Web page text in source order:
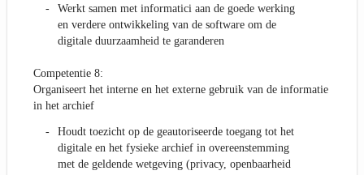
Werkt samen met informatici aan de goede werking
en verdere ontwikkeling van de software om de
digitale duurzaamheid te garanderen
Competentie 8:
Organiseert het interne en het externe gebruik van de informatie
in het archief
Houdt toezicht op de geautoriseerde toegang tot het
digitale en het fysieke archief in overeenstemming
met de geldende wetgeving (privacy, openbaarheid